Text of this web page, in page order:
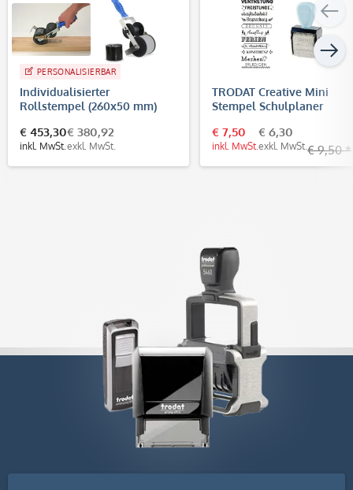
PERSONALISIERBAR
Individualisierter
Rollstempel (260x50 mm)
€ 453,30
inkl. MwSt.
€ 380,92
exkl. MwSt.
TRODAT Creative Mini
Stempel Schulplaner
€ 7,50
inkl. MwSt.
€ 6,30
exkl. MwSt. € 9,50 *